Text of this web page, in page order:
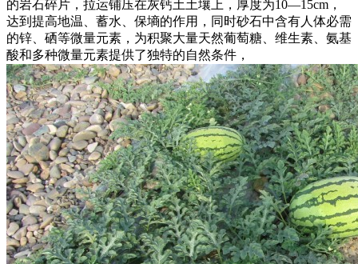
的岩石碎片，拉运铺压在灰钙土土壤上，厚度为10—15cm，
达到提高地温、蓄水、保墒的作用，同时砂石中含有人体必需
的锌、硒等微量元素，为积聚大量天然葡萄糖、维生素、氨基
酸和多种微量元素提供了独特的自然条件，